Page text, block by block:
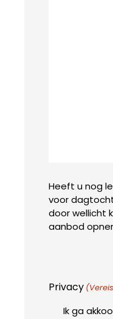
Heeft u nog
voor
door wellicht
aanbod
Privacy
Ik ga